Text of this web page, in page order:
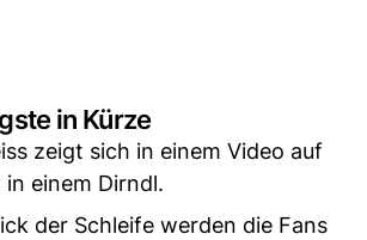
in Kürze
zeigt sich in einem Video auf
einem Dirndl.
der Schleife werden die Fans